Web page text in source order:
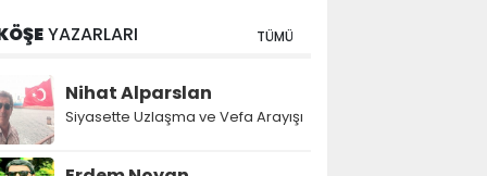
YAZARLARI TÜMÜ
Nihat Alparslan
Siyasette Uzlaşma ve Vefa Arayışı